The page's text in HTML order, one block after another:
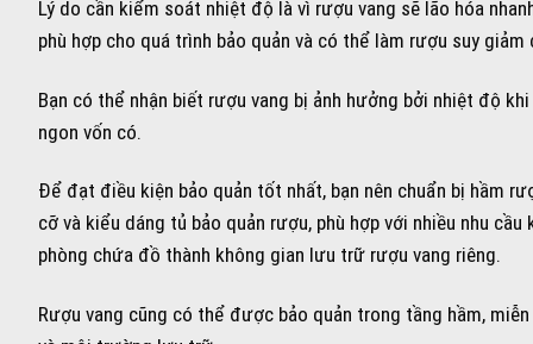
Lý do cần kiểm soát nhiệt độ là vì rượu vang sẽ lão hóa
phù hợp cho quá trình bảo quản và có thể làm rượu suy
Bạn có thể nhận biết rượu vang bị ảnh hưởng bởi nhiệt độ
ngon vốn có.
Để đạt điều kiện bảo quản tốt nhất, bạn nên chuẩn bị hầm
cỡ và kiểu dáng tủ bảo quản rượu, phù hợp với nhiều nhu
phòng chứa đồ thành không gian lưu trữ rượu vang riêng.
Rượu vang cũng có thể được bảo quản trong tầng hầm,